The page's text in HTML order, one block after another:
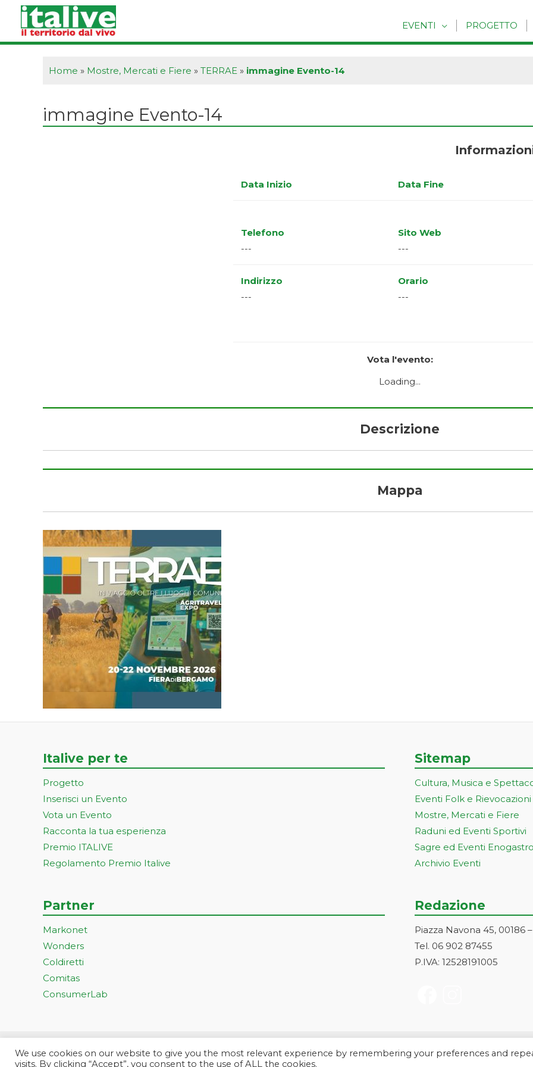
contenuto
EVENTI PROGETTO
Home » Mostre, Mercati e Fiere » TERRAE » immagine Evento-14
immagine Evento-14
Data Inizio Data Fine
Telefono
---
Sito Web
---
Indirizzo
---
Orario
---
Vota l'evento:
Loading...
Descrizione
Mappa
Italive per te
Progetto
Inserisci un Evento
Vota un Evento
Racconta la tua esperienza
Premio ITALIVE
Regolamento Premio Italive
Partner
Markonet
Wonders
Coldiretti
Comitas
ConsumerLab
Sitemap
Cultura, Musica e
Eventi Folk e
Mostre, Mercati e Fiere
Raduni ed Eventi Sportivi
Sagre ed Eventi
Archivio Eventi
Redazione
Piazza Navona 45, 00186
Tel. 06 902 87455
P.IVA: 12528191005
Progetto ideato e gestito dalla Markonet srl - Piazza Navona 45, 00186 Roma | PI e CF:
We use cookies on our website to give you the most relevant experience by remembering your preferences and
visits. By clicking “Accept”, you consent to the use of ALL the cookies.